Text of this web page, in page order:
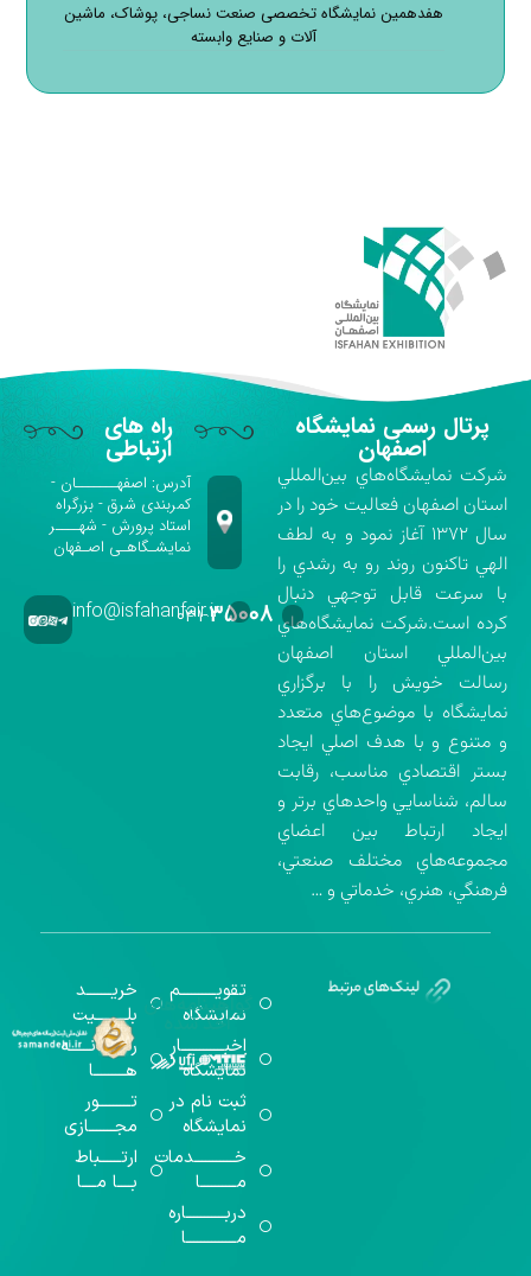
هفدهمین نمایشگاه تخصصی صنعت نساجی، پوشاک، ماشین
آلات و صنایع وابسته
پرتال رسمی نمایشگاه
اصفهان
شركت نمايشگاه‌هاي بين‌المللي
استان اصفهان فعاليت خود را در
سال ۱۳۷۲ آغاز نمود و به لطف
الهي تاكنون روند رو به رشدي را
با سرعت قابل توجهي دنبال
كرده است.شركت نمايشگاه‌هاي
بين‌المللي استان اصفهان
رسالت خويش را با برگزاري
نمايشگاه با موضوع‌هاي متعدد
و متنوع و با هدف اصلي ايجاد
بستر اقتصادي مناسب، رقابت
سالم، شناسايي واحدهاي برتر و
ايجاد ارتباط بين اعضاي
مجموعه‌هاي مختلف صنعتي،
فرهنگي، هنري، خدماتي و …
راه های
ارتباطی
آدرس: اصفهـــــــان -
کمربندی شرق - بزرگراه
استاد پرورش - شهــــر
نمایشـگاهـی اصـفهان
۰۳۱-۳۵۰۰۸info@isfahanfair.ir
تقویــــــــــم
نمایشگاه
اخبــــــــــــار
نمایشگاه
ثبت نام در
نمایشگاه
خـــــــــــدمات
مــــــــــا
دربـــــــــــاره
مــــــــــــــا
خریـــــــد
بلـــــــــیت
رســـــانــــــه
هـــــــــا
تـــــــــور
مجـــــــازی
ارتــــــباط
بــــا مــــا
گواهینامه‌های
اخذ شده